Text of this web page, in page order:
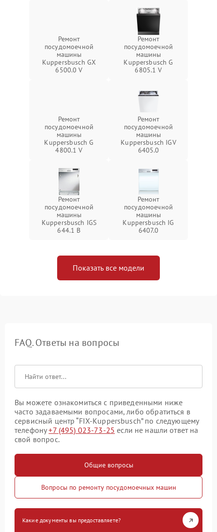
Ремонт
посудомоечной
машины
Kuppersbusch GX
6500.0 V
Ремонт
посудомоечной
машины
Kuppersbusch G
6805.1 V
Ремонт
посудомоечной
машины
Kuppersbusch G
4800.1 V
Ремонт
посудомоечной
машины
Kuppersbusch IGV
6405.0
Ремонт
посудомоечной
машины
Kuppersbusch IGS
644.1 B
Ремонт
посудомоечной
машины
Kuppersbusch IG
6407.0
Показать все модели
FAQ. Ответы на вопросы
Вы можете ознакомиться с приведенными ниже
часто задаваемыми вопросами, либо обратиться в
сервисный центр “FIX-Kuppersbusch” по следующему
телефону+7 (495) 023-73-25 если не нашли ответ на
свой вопрос.
Общие вопросы
Вопросы по ремонту посудомоечных машин
Какие документы вы предоставляете?